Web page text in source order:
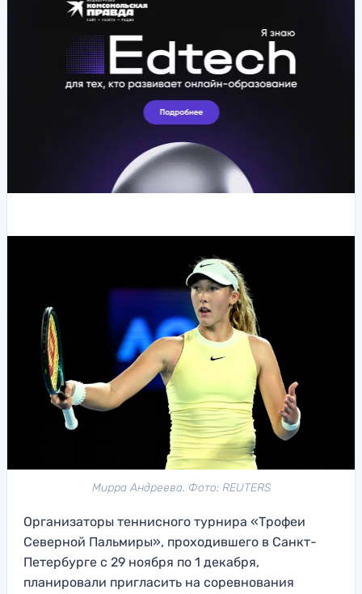
Мирра Андреева. Фото: REUTERS
Организаторы теннисного турнира «Трофеи
Северной Пальмиры», проходившего в Санкт-
Петербурге с 29 ноября по 1 декабря,
планировали пригласить на соревнования